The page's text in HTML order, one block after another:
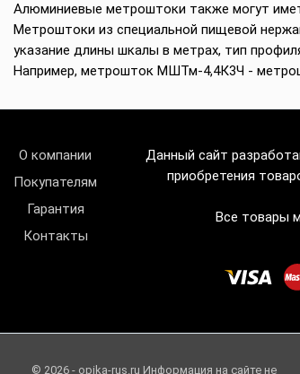
Алюминиевые метроштоки также могут
Метроштоки из специальной пищевой
указание длины шкалы в метрах, тип
Например, метрошток МШТм-4,4К3Ч -
О компании
Покупателям
Гарантия
Контакты
Данный сайт
приобретения
Все товары
© 2026 - opika-rus.ru Информация на сайте не